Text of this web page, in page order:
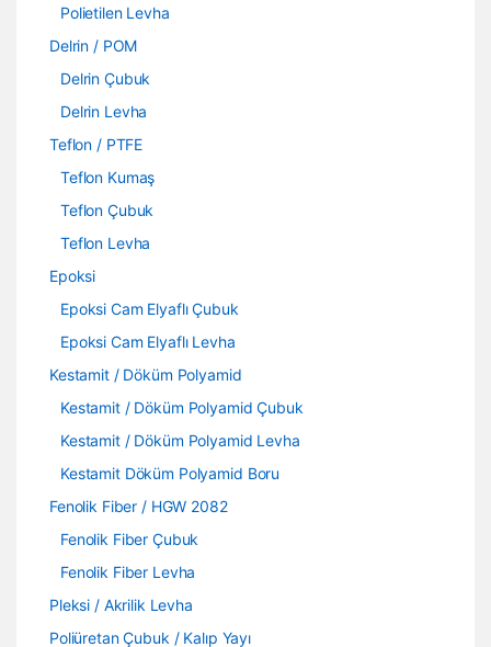
Polietilen Levha
Delrin / POM
Delrin Çubuk
Delrin Levha
Teflon / PTFE
Teflon Kumaş
Teflon Çubuk
Teflon Levha
Epoksi
Epoksi Cam Elyaflı Çubuk
Epoksi Cam Elyaflı Levha
Kestamit / Döküm Polyamid
Kestamit / Döküm Polyamid Çubuk
Kestamit / Döküm Polyamid Levha
Kestamit Döküm Polyamid Boru
Fenolik Fiber / HGW 2082
Fenolik Fiber Çubuk
Fenolik Fiber Levha
Pleksi / Akrilik Levha
Poliüretan Çubuk / Kalıp Yayı